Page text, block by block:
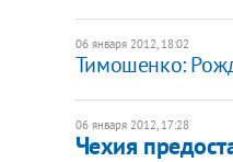
06 января 2012, 18:02
Тимошенко:
06 января 2012, 17:28
Чехия